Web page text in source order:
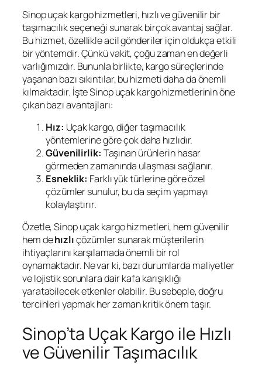
Sinop uçak kargo hizmetleri, hızlı ve güvenilir bir
taşımacılık seçeneği sunarak birçok avantaj sağlar.
Bu hizmet, özellikle acil gönderiler için oldukça etkili
bir yöntemdir. Çünkü vakit, çoğu zaman en değerli
varlığımızdır. Bununla birlikte, kargo süreçlerinde
yaşanan bazı sıkıntılar, bu hizmeti daha da önemli
kılmaktadır. İşte Sinop uçak kargo hizmetlerinin öne
çıkan bazı avantajları:
Hız: Uçak kargo, diğer taşımacılık
yöntemlerine göre çok daha hızlıdır.
Güvenilirlik: Taşınan ürünlerin hasar
görmeden zamanında ulaşması sağlanır.
Esneklik: Farklı yük türlerine göre özel
çözümler sunulur, bu da seçim yapmayı
kolaylaştırır.
Özetle, Sinop uçak kargo hizmetleri, hem güvenilir
hem dehızlıçözümler sunarak müşterilerin
ihtiyaçlarını karşılamada önemli bir rol
oynamaktadır. Ne var ki, bazı durumlarda maliyetler
ve lojistik sorunlara dair kafa karışıklığı
yaratabilecek etkenler olabilir. Bu sebeple, doğru
tercihleri yapmak her zaman kritik önem taşır.
Sinop’ta Uçak Kargo ile Hızlı
ve Güvenilir Taşımacılık